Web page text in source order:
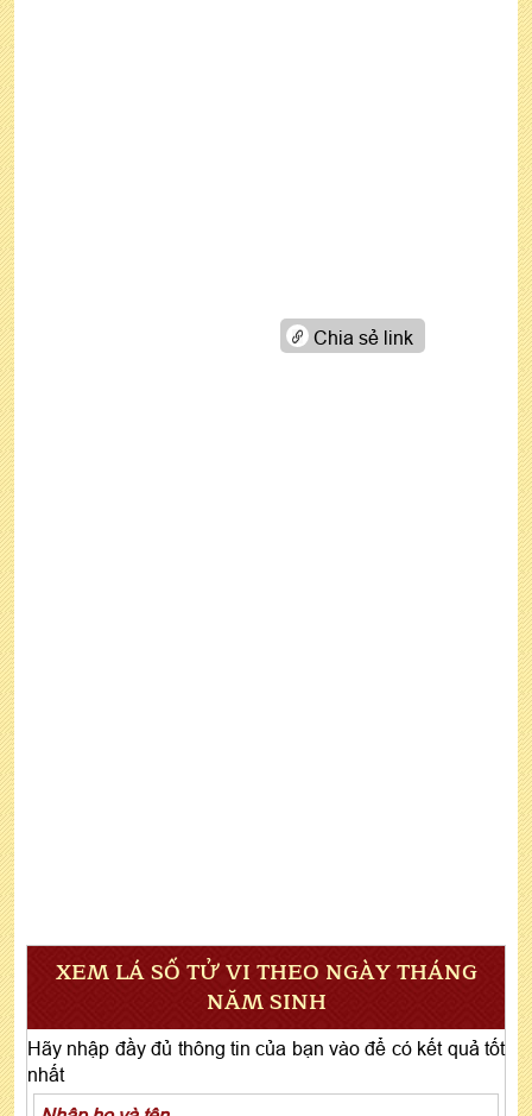
Chia sẻ link
XEM LÁ SỐ TỬ VI THEO NGÀY THÁNG
NĂM SINH
Hãy nhập đầy đủ thông tin của bạn vào để có kết quả tốt
nhất